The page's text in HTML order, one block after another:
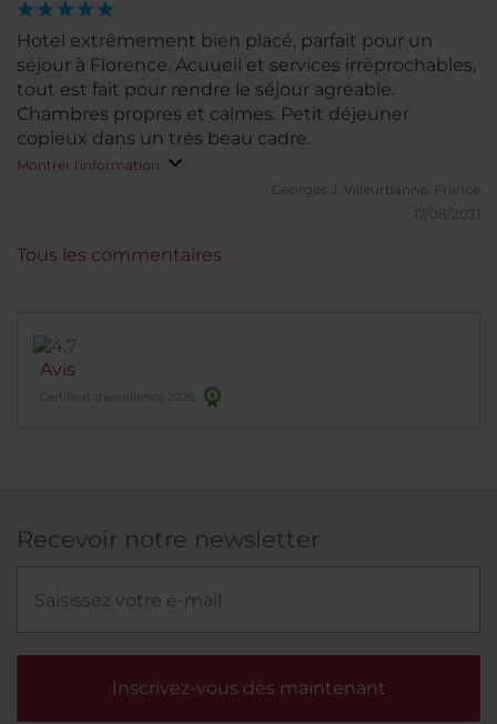
Hotel extrêmement bien placé, parfait pour un
séjour à Florence. Acuueil et services irréprochables,
tout est fait pour rendre le séjour agréable.
Chambres propres et calmes. Petit déjeuner
copieux dans un très beau cadre.
Montrer l'information
Georges J. Villeurbanne, France
17/08/2021
Avis
Certificat d’excellence 2025
Tous les commentaires
Recevoir notre newsletter
Inscrivez-vous dès maintenant